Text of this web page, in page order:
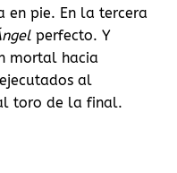
en pie. En la tercera
perfecto. Y
mortal hacia
al
toro de la final.